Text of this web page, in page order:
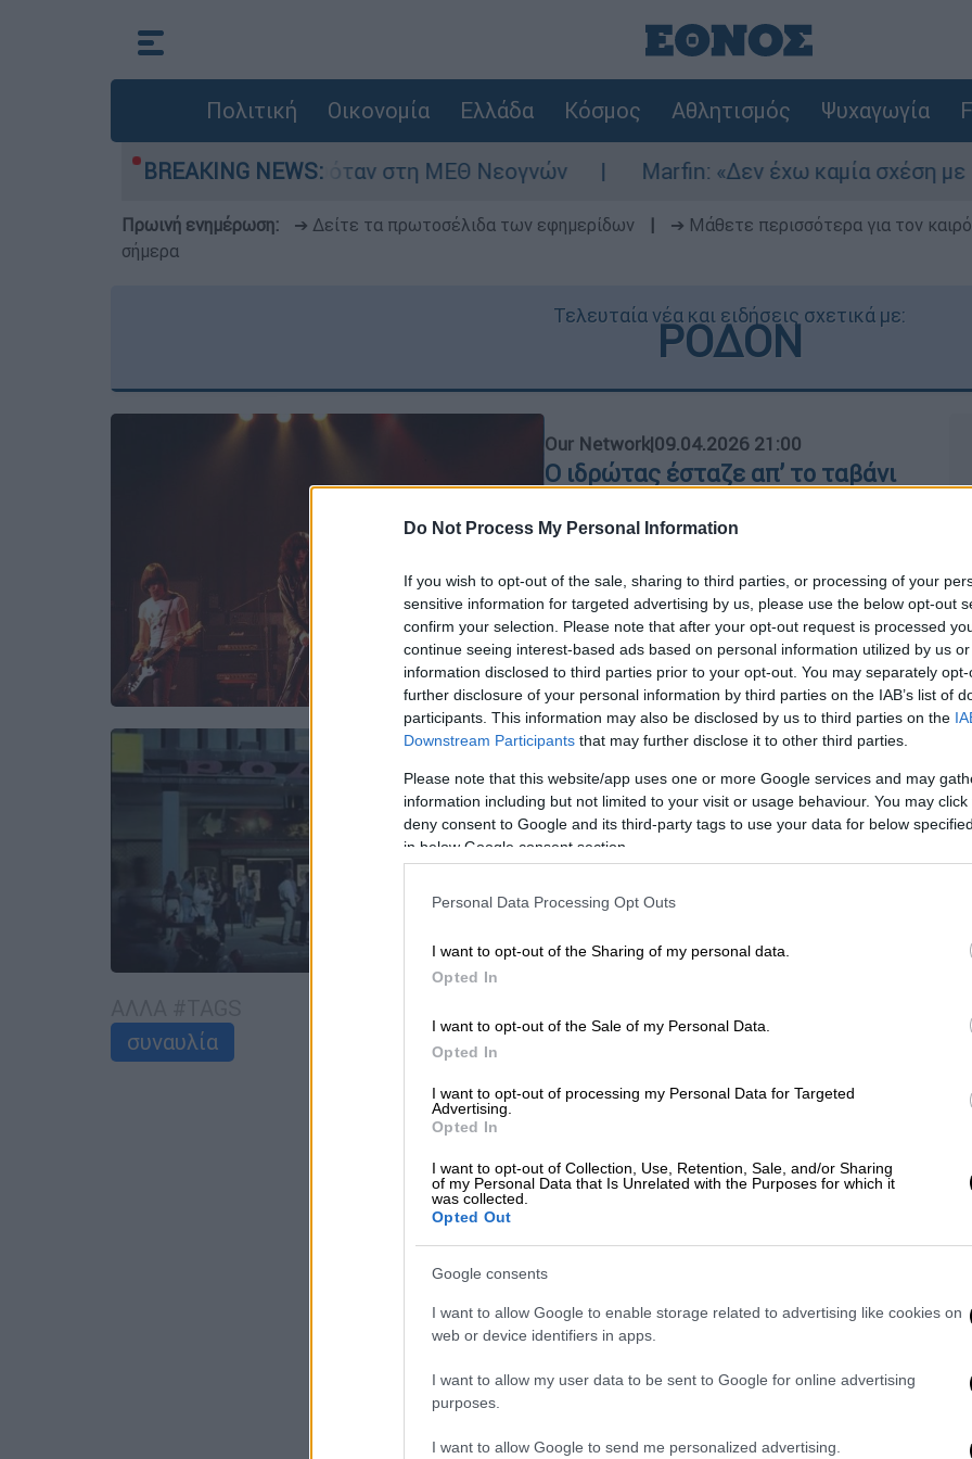
Do Not Process My Personal Information
If you wish to opt-out of the sale, sharing to third parties, or processing of your
sensitive information for targeted advertising by us, please use the below opt-out
confirm your selection. Please note that after your opt-out request is processed
continue seeing interest-based ads based on personal information utilized by us
information disclosed to third parties prior to your opt-out. You may separately
further disclosure of your personal information by third parties on the IAB’s list of
participants. This information may also be disclosed by us to third parties on the
Downstream Participants that may further disclose it to other third parties.
Please note that this website/app uses one or more Google services and may
information including but not limited to your visit or usage behaviour. You may
deny consent to Google and its third-party tags to use your data for below
in below Google consent section.
Personal Data Processing Opt Outs
I want to opt-out of the Sharing of my personal data.
Opted In
I want to opt-out of the Sale of my Personal Data.
Opted In
I want to opt-out of processing my Personal Data for Targeted
Advertising.
Opted In
I want to opt-out of Collection, Use, Retention, Sale, and/or Sharing
of my Personal Data that Is Unrelated with the Purposes for which it
was collected.
Opted Out
Google consents
I want to allow Google to enable storage related to advertising like cookies on
web or device identifiers in apps.
I want to allow my user data to be sent to Google for online advertising
purposes.
I want to allow Google to send me personalized advertising.
Πολιτική Οικονομία Ελλάδα Κόσμος Αθλητισμός Ψυχαγωγία
BREAKING NEWS:
8 ημερών - Νοσηλευόταν στη ΜΕΘ Νεογνών Marfin: «Δεν έχω καμία σχέση με την
Πρωινή ενημέρωση: ➔ Δείτε τα πρωτοσέλιδα των εφημερίδων ➔ Μάθετε περισσότερα για τον
σήμερα
Τελευταία νέα και ειδήσεις σχετικά με:
ΡΟΔΟΝ
Our Network|09.04.2026 21:00
Ο ιδρώτας έσταζε απ’ το ταβάνι
που κόντεψε να γκρεμίσει το
Ένα 4ήμερο με απανωτά sold out που
έγραψε ιστορία
Πολιτισμός |08.12.2019 19:05
Ο θρύλος της οδού Μάρνη: Το
ελληνικό club που βρέθηκε «στο
Top-3 της Ευρώπης»
Τα μεγαλύτερα ονόματα της
παγκόσμιας μουσικής παρέλασαν από
του.
συναυλία